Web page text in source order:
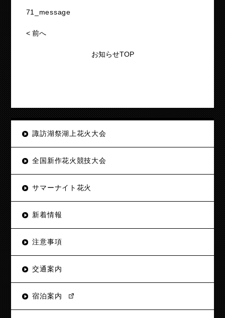
71_message
<前へ
お知らせTOP
諏訪湖祭湖上花火大会
全国新作花火競技大会
サマーナイト花火
新着情報
注意事項
交通案内
宿泊案内